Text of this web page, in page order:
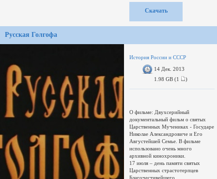
Скачать
Русская Голгофа
История России и СССР
14 Дек. 2013
1.98 GB (1
)
О фильме: Двухсерийный
документальный фильм о святых
Царственных Мучениках - Государе
Николае Александровиче и Его
Августейшей Семье. В фильме
использовано очень много
архивной кинохроники.
17 июля – день памяти святых
Царственных страстотерпцев
Благочестивейшего